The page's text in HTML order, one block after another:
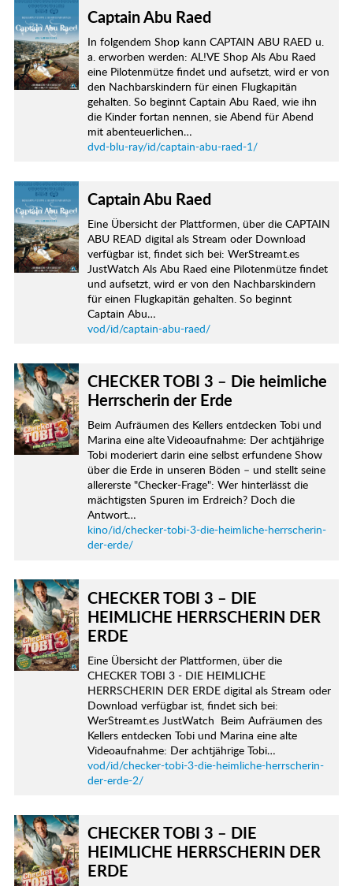
Captain Abu Raed
In folgendem Shop kann CAPTAIN ABU RAED u.
a. erworben werden: AL!VE Shop Als Abu Raed
eine Pilotenmütze findet und aufsetzt, wird er von
den Nachbarskindern für einen Flugkapitän
gehalten. So beginnt Captain Abu Raed, wie ihn
die Kinder fortan nennen, sie Abend für Abend
mit abenteuerlichen…
dvd-blu-ray/id/captain-abu-raed-1/
Captain Abu Raed
Eine Übersicht der Plattformen, über die CAPTAIN
ABU READ digital als Stream oder Download
verfügbar ist, findet sich bei: WerStreamt.es
JustWatch Als Abu Raed eine Pilotenmütze findet
und aufsetzt, wird er von den Nachbarskindern
für einen Flugkapitän gehalten. So beginnt
Captain Abu…
vod/id/captain-abu-raed/
CHECKER TOBI 3 – Die heimliche
Herrscherin der Erde
Beim Aufräumen des Kellers entdecken Tobi und
Marina eine alte Videoaufnahme: Der achtjährige
Tobi moderiert darin eine selbst erfundene Show
über die Erde in unseren Böden – und stellt seine
allererste "Checker-Frage": Wer hinterlässt die
mächtigsten Spuren im Erdreich? Doch die
Antwort…
kino/id/checker-tobi-3-die-heimliche-herrscherin-
der-erde/
CHECKER TOBI 3 – DIE
HEIMLICHE HERRSCHERIN DER
ERDE
Eine Übersicht der Plattformen, über die
CHECKER TOBI 3 - DIE HEIMLICHE
HERRSCHERIN DER ERDE digital als Stream oder
Download verfügbar ist, findet sich bei:
WerStreamt.es JustWatch Beim Aufräumen des
Kellers entdecken Tobi und Marina eine alte
Videoaufnahme: Der achtjährige Tobi…
vod/id/checker-tobi-3-die-heimliche-herrscherin-
der-erde-2/
CHECKER TOBI 3 – DIE
HEIMLICHE HERRSCHERIN DER
ERDE